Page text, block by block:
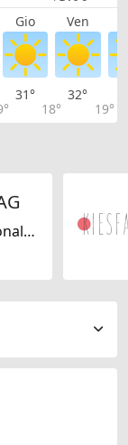
Gio Ven
31°
18°
32°
19°
Svizzera, Francese, Regionale, Asiatico, Stagionale, Senza glutine